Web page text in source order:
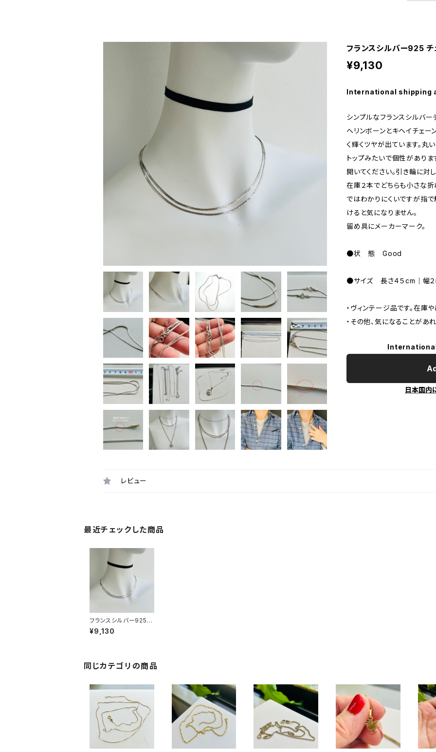
フランスシルバー925 チ
¥9,130
International shipping
シンプルなフランスシルバー
ヘリンボーンとキヘイチェー
く輝くツヤが出ています。丸
トップみたいで個性がありま
開いてください。引き輪に対
在庫２本でどちらも小さな
ではわかりにくいですが指で
けると気になりません。
留め具にメーカーマーク。
●状 態 Good
●サイズ 長さ４５cm｜幅２
・ヴィンテージ品です。在庫
・その他、気になることがあ
日本国内
レビュー
最近チェックした商品
フランスシルバー925
チェーン（45cm）
¥9,130
同じカテゴリの商品